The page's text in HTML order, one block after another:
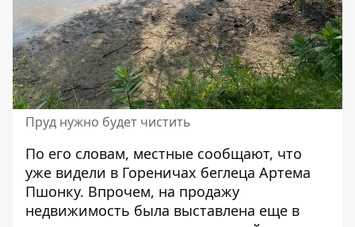
Пруд нужно будет чистить
По его словам, местные сообщают, что
уже видели в Гореничах беглеца Артема
Пшонку. Впрочем, на продажу
недвижимость была выставлена ​​еще в